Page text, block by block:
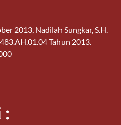
2013, Nadilah Sungkar, S.H.
Tahun 2013.
: